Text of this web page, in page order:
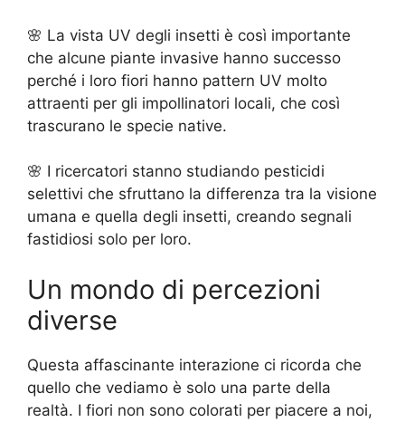
🌸 La vista UV degli insetti è così importante
che alcune piante invasive hanno successo
perché i loro fiori hanno pattern UV molto
attraenti per gli impollinatori locali, che così
trascurano le specie native.
🌸 I ricercatori stanno studiando pesticidi
selettivi che sfruttano la differenza tra la visione
umana e quella degli insetti, creando segnali
fastidiosi solo per loro.
Un mondo di percezioni
diverse
Questa affascinante interazione ci ricorda che
quello che vediamo è solo una parte della
realtà. I fiori non sono colorati per piacere a noi,